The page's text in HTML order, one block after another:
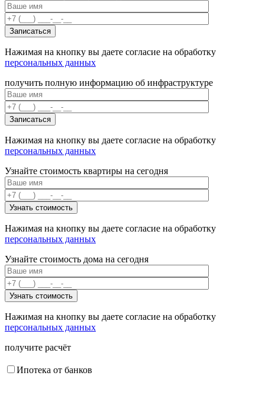
Нажимая на кнопку вы даете согласие на обработку
персональных данных
получить полную информацию об инфраструктуре
Нажимая на кнопку вы даете согласие на обработку
персональных данных
Узнайте стоимость квартиры на сегодня
Нажимая на кнопку вы даете согласие на обработку
персональных данных
Узнайте стоимость дома на сегодня
Нажимая на кнопку вы даете согласие на обработку
персональных данных
получите расчёт
Ипотека от банков